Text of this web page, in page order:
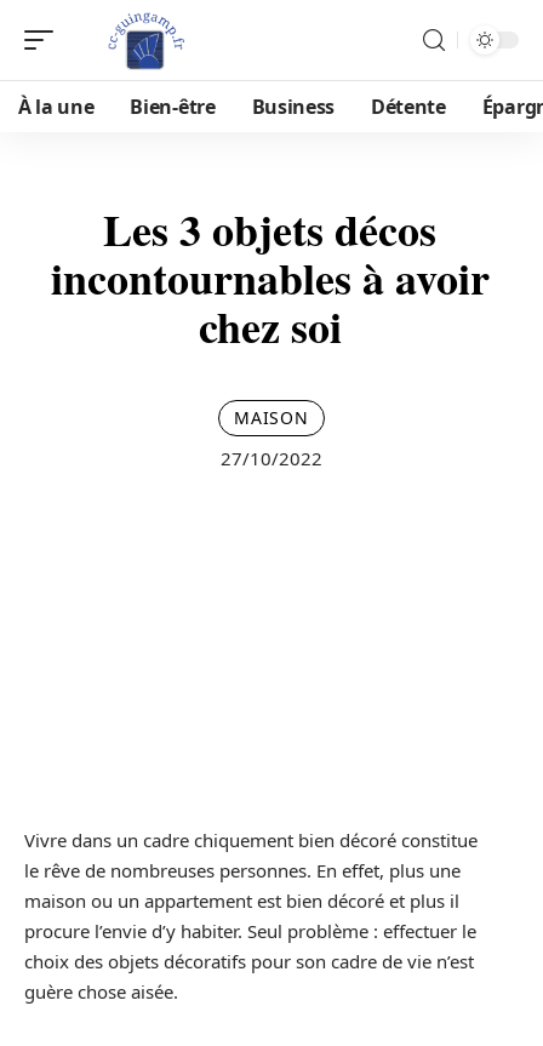
À la une Bien-être Business Détente
Les 3 objets décos
incontournables à avoir
chez soi
MAISON
27/10/2022
Vivre dans un cadre chiquement bien décoré constitue
le rêve de nombreuses personnes. En effet, plus une
maison ou un appartement est bien décoré et plus il
procure l’envie d’y habiter. Seul problème : effectuer le
choix des objets décoratifs pour son cadre de vie n’est
guère chose aisée.